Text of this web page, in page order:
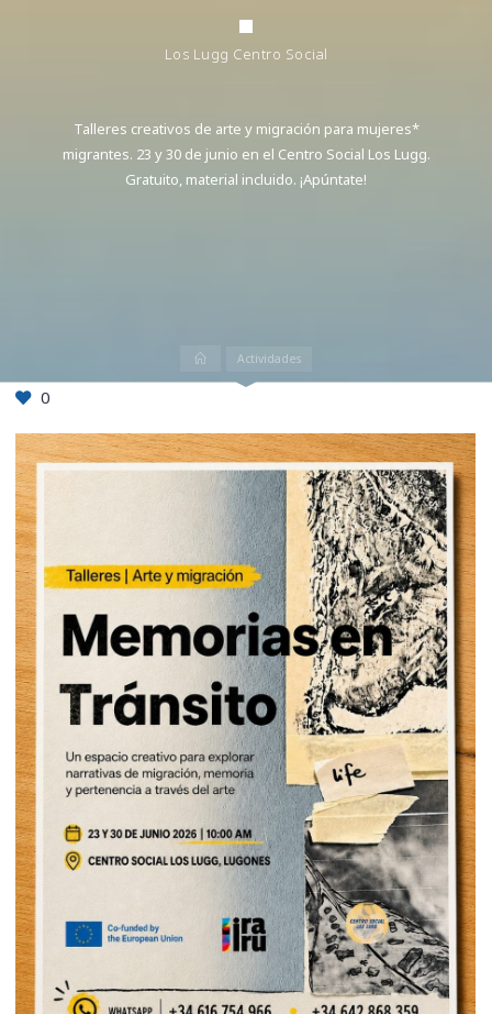
Los Lugg Centro Social
InicioActividades
Talleres creativos de arte y migración para mujeres*
migrantes. 23 y 30 de junio en el Centro Social Los Lugg.
Gratuito, material incluido. ¡Apúntate!
0